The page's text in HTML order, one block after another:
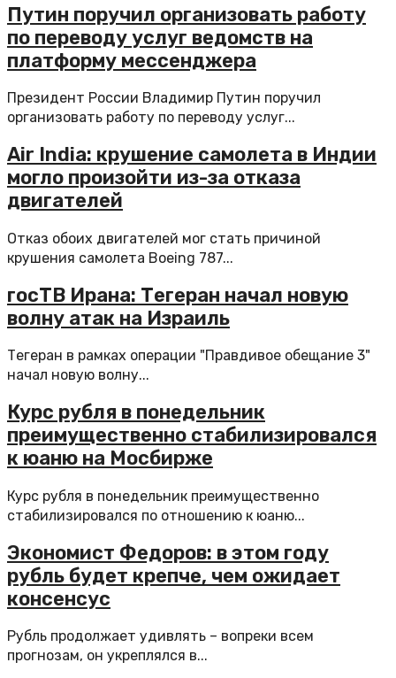
Путин поручил организовать работу
по переводу услуг ведомств на
платформу мессенджера
Президент России Владимир Путин поручил
организовать работу по переводу услуг...
Air India: крушение самолета в Индии
могло произойти из-за отказа
двигателей
Отказ обоих двигателей мог стать причиной
крушения самолета Boeing 787...
госТВ Ирана: Тегеран начал новую
волну атак на Израиль
Тегеран в рамках операции "Правдивое обещание 3"
начал новую волну...
Курс рубля в понедельник
преимущественно стабилизировался
к юаню на Мосбирже
Курс рубля в понедельник преимущественно
стабилизировался по отношению к юаню...
Экономист Федоров: в этом году
рубль будет крепче, чем ожидает
консенсус
Рубль продолжает удивлять – вопреки всем
прогнозам, он укреплялся в...